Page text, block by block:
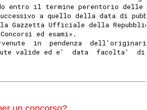
entro il termine perentorio delle
a quello della data di
Gazzetta Ufficiale della
ed esami».
in  pendenza
valide ed e'  data  facolta'